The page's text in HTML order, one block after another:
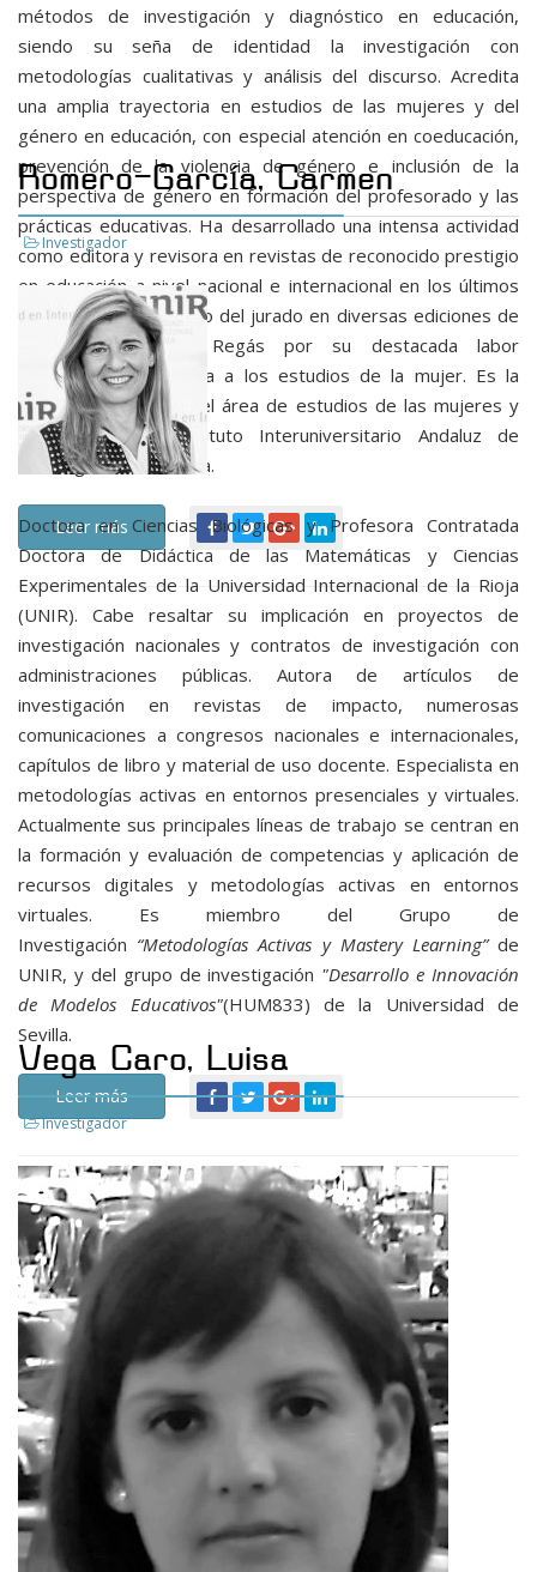
métodos de investigación y diagnóstico en educación,
siendo su seña de identidad la investigación con
metodologías cualitativas y análisis del discurso. Acredita
una amplia trayectoria en estudios de las mujeres y del
género en educación, con especial atención en coeducación,
prevención de la violencia de género e inclusión de la
perspectiva de género en formación del profesorado y las
prácticas educativas. Ha desarrollado una intensa actividad
como editora y revisora en revistas de reconocido prestigio
en educación a nivel nacional e internacional en los últimos
años. Ha sido miembro del jurado en diversas ediciones de
los Premios Rosa Regás por su destacada labor
investigadora vinculada a los estudios de la mujer. Es la
actual coordinadora del área de estudios de las mujeres y
de género del Instituto Interuniversitario Andaluz de
Investigación Educativa.
Leer más
Romero-García, Carmen
Investigador
Doctora en Ciencias Biológicas y Profesora Contratada
Doctora de Didáctica de las Matemáticas y Ciencias
Experimentales de la Universidad Internacional de la Rioja
(UNIR). Cabe resaltar su implicación en proyectos de
investigación nacionales y contratos de investigación con
administraciones públicas. Autora de artículos de
investigación en revistas de impacto, numerosas
comunicaciones a congresos nacionales e internacionales,
capítulos de libro y material de uso docente. Especialista en
metodologías activas en entornos presenciales y virtuales.
Actualmente sus principales líneas de trabajo se centran en
la formación y evaluación de competencias y aplicación de
recursos digitales y metodologías activas en entornos
virtuales. Es miembro del Grupo de
Investigación “Metodologías Activas y Mastery Learning”de
UNIR, y del grupo de investigación "Desarrollo e Innovación
de Modelos Educativos"(HUM833) de la Universidad de
Sevilla.
Leer más
Vega Caro, Luisa
Investigador